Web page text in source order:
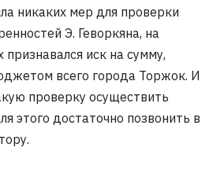
никаких мер для проверки
Э. Геворкяна, на
иск на сумму,
всего города Торжок. И
проверку осуществить
этого достаточно позвонить в